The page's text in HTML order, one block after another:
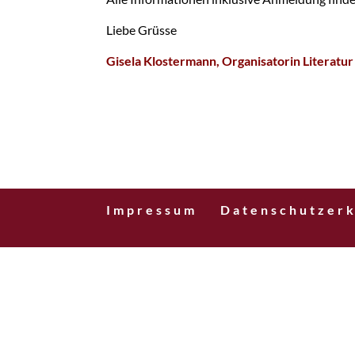
Liebe Grüsse
Gisela Klostermann, Organisatorin Literatur
Impressum